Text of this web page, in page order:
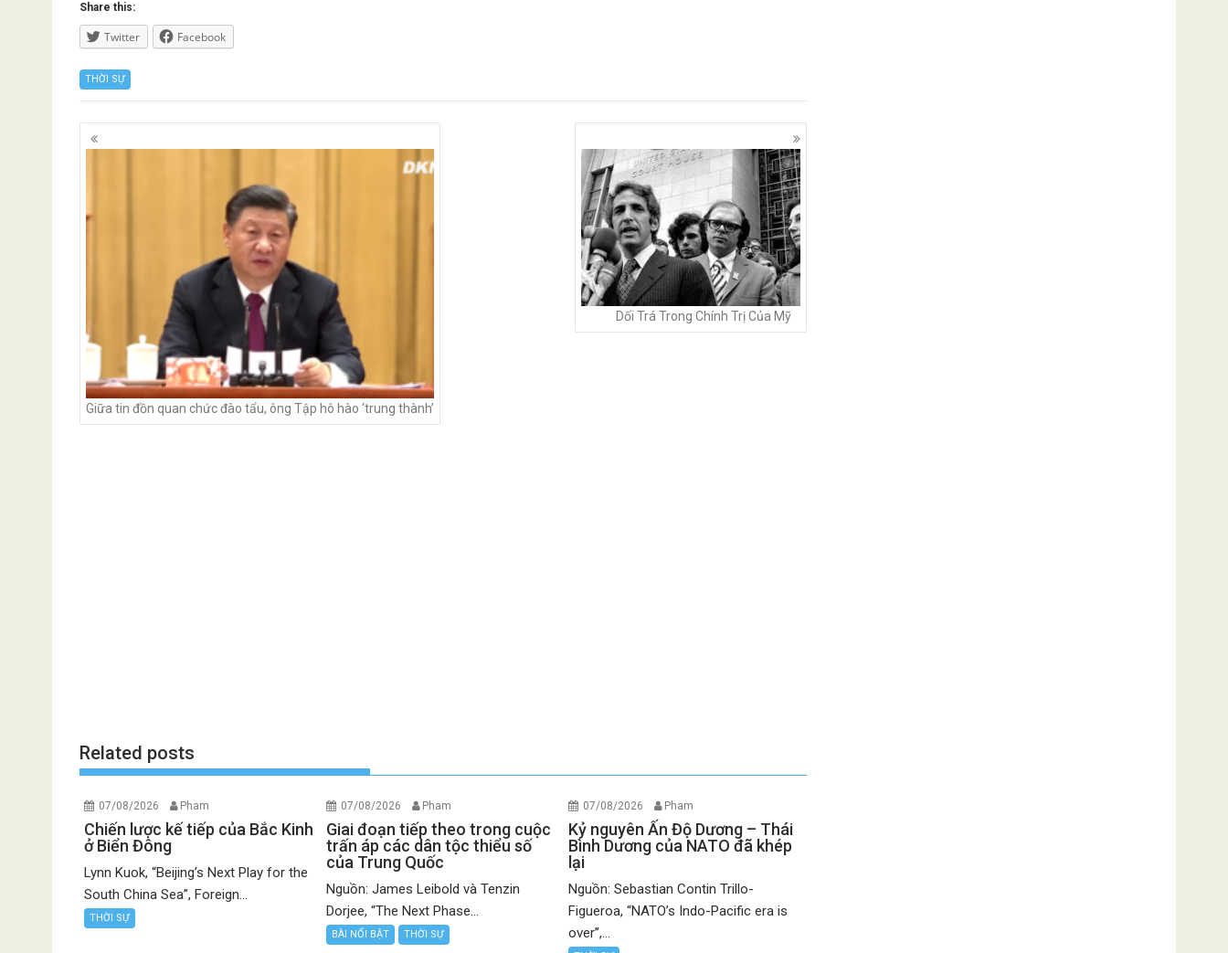
Share this:
Twitter Facebook
THỜI SỰ
Posts
navigation
Giữa tin đồn quan chức đào tẩu, ông Tập hô hào ‘trung thành’
Dối Trá Trong Chính Trị Của Mỹ
Related posts
07/08/2026 Pham
Chiến lược kế tiếp của Bắc Kinh
ở Biển Đông
Lynn Kuok, “Beijing’s Next Play for the
South China Sea”, Foreign...
THỜI SỰ
07/08/2026 Pham
Giai đoạn tiếp theo trong cuộc
trấn áp các dân tộc thiểu số
của Trung Quốc
Nguồn: James Leibold và Tenzin
Dorjee, “The Next Phase...
BÀI NỔI BẬT THỜI SỰ
07/08/2026 Pham
Kỷ nguyên Ấn Độ Dương – Thái
Bình Dương của NATO đã khép
lại
Nguồn: Sebastian Contin Trillo-
Figueroa, “NATO’s Indo-Pacific era is
over”,...